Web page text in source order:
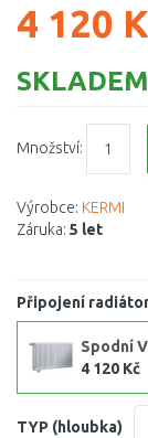
4 120
Množství:
Výrobce: KERMI
Záruka: 5 let
Připojení
Spodní
4 120 Kč
TYP (hloubka)